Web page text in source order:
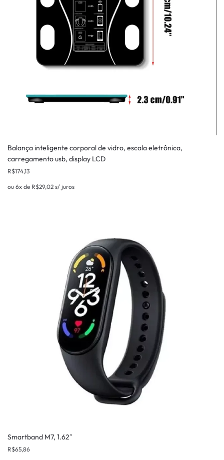
Balança inteligente corporal de vidro, escala eletrônica,
carregamento usb, display LCD
R$174,13
ou 6x de R$29,02 s/ juros
Smartband M7, 1.62″
R$65,86